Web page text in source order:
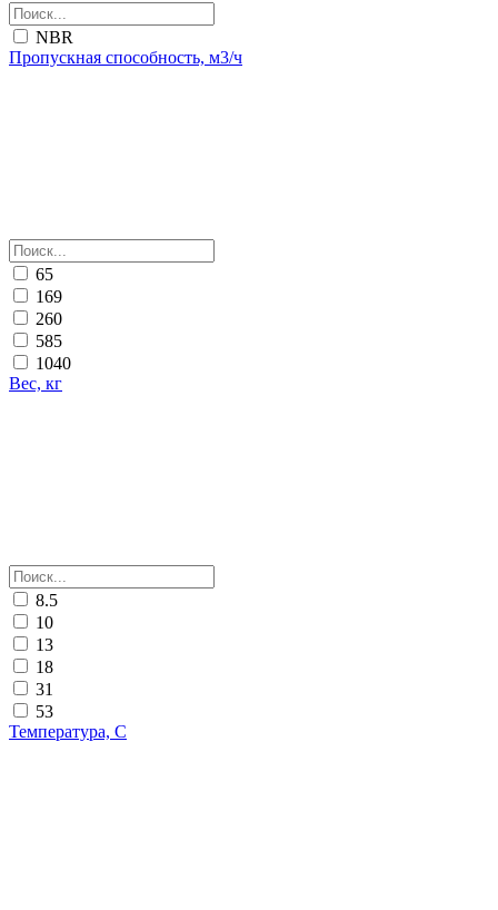
NBR
Пропускная способность, м3/ч
65
169
260
585
1040
Вес, кг
8.5
10
13
18
31
53
Температура, С